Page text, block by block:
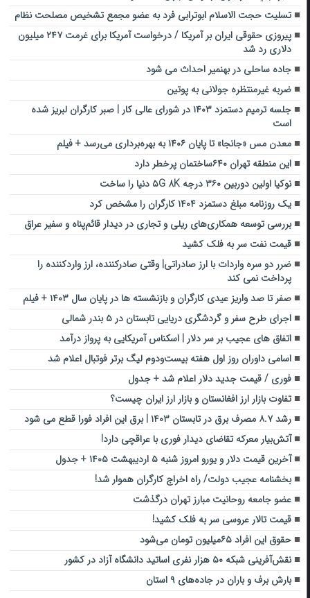
تسلیت حجت الاسلام ابوترابی فرد به عضو مجمع تشخیص مصلحت نظام
پیروزی حقوقی ایران بر آمریکا / درخواست آمریکا برای غرمت ۲۴۷ میلیون
دلاری رد شد
جاده ساحلی در بهنمیر احداث می شود
ضربه غیرمنتظره جولانی به پوتین
جلسه ترمیم دستمزد ۱۴۰۳ در شورای عالی کار | صبر کارگران لبریز شده
است
معدن مس «جانجا» تا پایان ۱۴۰۶ به بهره‌برداری می‌رسد + فیلم
این منطقه تهران ۶۴۰ساختمان پرخطر دارد
نوکیا اولین دوربین ۳۶۰ درجه ۵G 8K دنیا را ساخت
یک روزنامه مبلغ دستمزد ۱۴۰۴ کارگران را مشخص کرد
بررسی توسعه همکاری‌های ریلی و تجاری در دیدار قائم‌پناه و سفیر عراق
قیمت نفت سر به فلک کشید
ضرر دو سره واردات با ارز صادراتی| وقتی صادرکننده، ارز واردکننده را
پرداخت نمی کند
صفر تا صد واریز عیدی کارگران و بازنشسته ها در پایان سال ۱۴۰۳ + فیلم
اجرای طرح سفر و گردشگری دریایی تابستان در ۵ بندر شمالی
اتفاق های عجیب بر سر دلار | اسکناس آمریکایی به پرواز درآمد
اسامی داوران روز اول هفته بیست‌ودوم لیگ برتر فوتبال اعلام شد
فوری / قیمت جدید دلار اعلام شد + جدول
تفاوت بازار ارز افغانستان و بازار ارز ایران چیست؟
رشد ۸.۷ مصرف برق در تابستان ۱۴۰۳ | برق این افراد فورا قطع می شود
آتش‌بیار معرکه تقاضای دیدار فوری با عراقچی دارد!
آخرین قیمت دلار و یورو امروز شنبه ۵ اردیبهشت ۱۴۰۵ + جدول
بخشنامه عجیب دولت/ راه اخراج کارگران هموار شد!
عضو جامعه روحانیت مبارز تهران درگذشت
قیمت تالار عروسی سر به فلک کشید!
حقوق این افراد ۶۵میلیون تومان می‌شود
نقش‌آفرینی شبکه ۵۰ هزار نفری اساتید دانشگاه آزاد در کشور
بارش برف و باران در جاده‌های ۹ استان